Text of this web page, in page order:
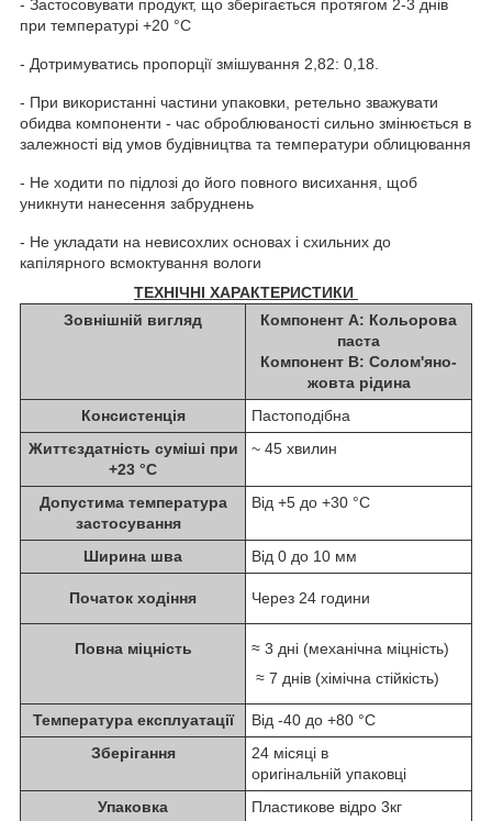
- Застосовувати продукт, що зберігається протягом 2-3 днів
при температурі +20 °С
- Дотримуватись пропорції змішування 2,82: 0,18.
- При використанні частини упаковки, ретельно зважувати
обидва компоненти - час оброблюваності сильно змінюється в
залежності від умов будівництва та температури облицювання
- Не ходити по підлозі до його повного висихання, щоб
уникнути нанесення забруднень
- Не укладати на невисохлих основах і схильних до
капілярного всмоктування вологи
ТЕХНІЧНІ ХАРАКТЕРИСТИКИ
Зовнішній вигляд
Компонент А: Кольорова
паста
Компонент B: Солом'яно-
жовта рідина
Консистенція
Пастоподібна
Життєздатність суміші при
+23 °С
~ 45 хвилин
Допустима температура
застосування
Від +5 до +30 °C
Ширина шва Від 0 до 10 мм
Початок ходіння Через 24 години
Повна міцність
≈ 3 дні (механічна міцність)
≈ 7 днів (хімічна стійкість)
Температура експлуатації
Від -40 до +80 °C
Зберігання
24 місяці в
оригінальній упаковці
Упаковка
Пластикове відро 3кг